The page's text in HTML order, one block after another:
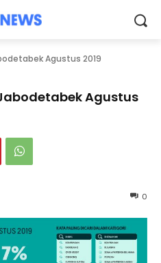
Agustus 2019
Agustus
0